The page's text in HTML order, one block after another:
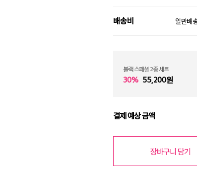
배송비 일반배
블랙 스페셜 2종 세트
30% 55,200원
결제 예상 금액
장바구니 담기